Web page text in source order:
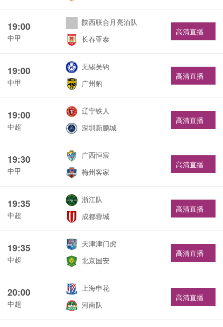
19:00
中甲
陕西联合月亮泊队
长春亚泰
高清直播
19:00
中甲
无锡吴钩
广州豹
高清直播
19:00
中超
辽宁铁人
深圳新鹏城
高清直播
19:30
中甲
广西恒宸
梅州客家
高清直播
19:35
中超
浙江队
成都蓉城
高清直播
19:35
中超
天津津门虎
北京国安
高清直播
20:00
中超
上海申花
河南队
高清直播